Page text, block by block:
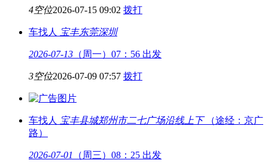
4空位2026-07-15 09:02 拨打
车找人 宝丰东莞深圳
2026-07-13 （周一）07：56 出发
3空位2026-07-09 07:57 拨打
车找人 宝丰县城郑州市二七广场沿线上下
（途经：京广
路）
2026-07-01 （周三）08：25 出发